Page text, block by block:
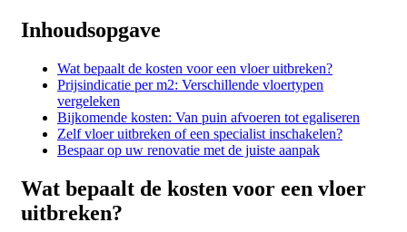
Inhoudsopgave
Wat bepaalt de kosten voor een vloer uitbreken?
Prijsindicatie per m2: Verschillende vloertypen
vergeleken
Bijkomende kosten: Van puin afvoeren tot egaliseren
Zelf vloer uitbreken of een specialist inschakelen?
Bespaar op uw renovatie met de juiste aanpak
Wat bepaalt de kosten voor een vloer
uitbreken?